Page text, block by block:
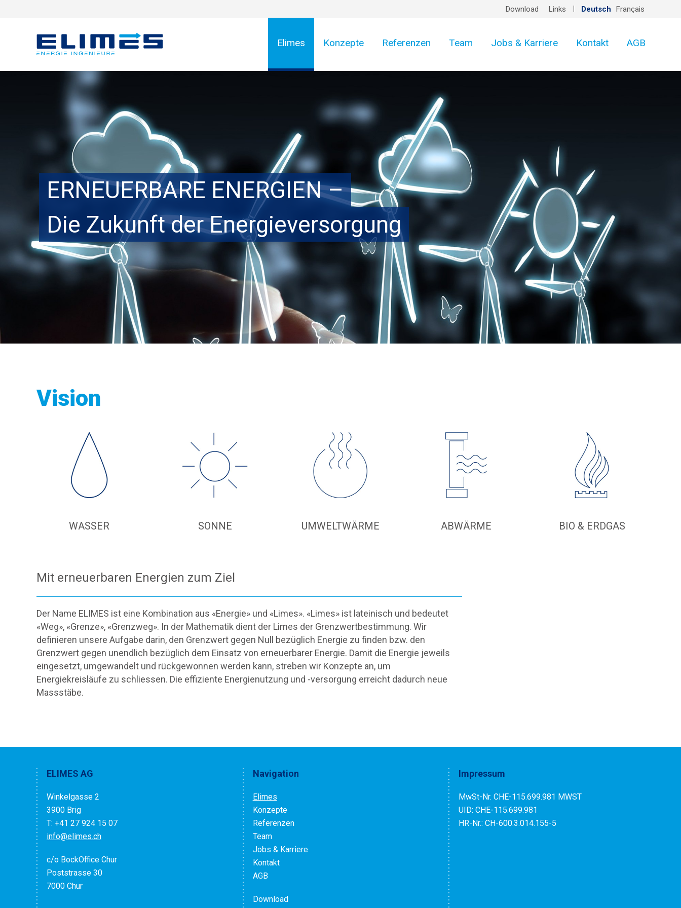
Deutsch Français
Download Links
Elimes Konzepte Referenzen Team Jobs & Karriere Kontakt AGB
ERNEUERBARE ENERGIEN –
Die Zukunft der Energieversorgung
Vision
WASSER SONNE UMWELTWÄRME ABWÄRME BIO & ERDGAS
Mit erneuerbaren Energien zum Ziel
Der Name ELIMES ist eine Kombination aus «Energie» und «Limes». «Limes» ist lateinisch und bedeutet
«Weg», «Grenze», «Grenzweg». In der Mathematik dient der Limes der Grenzwertbestimmung. Wir
definieren unsere Aufgabe darin, den Grenzwert gegen Null bezüglich Energie zu finden bzw. den
Grenzwert gegen unendlich bezüglich dem Einsatz von erneuerbarer Energie. Damit die Energie jeweils
eingesetzt, umgewandelt und rückgewonnen werden kann, streben wir Konzepte an, um
Energiekreisläufe zu schliessen. Die effiziente Energienutzung und -versorgung erreicht dadurch neue
Massstäbe.
ELIMES AG
Winkelgasse 2
3900 Brig
T: +41 27 924 15 07
info@elimes.ch
c/o BockOffice Chur
Poststrasse 30
7000 Chur
Navigation
Elimes
Konzepte
Referenzen
Team
Jobs & Karriere
Kontakt
AGB
Download
Impressum
MwSt-Nr. CHE-115.699.981 MWST
UID: CHE-115.699.981
HR-Nr.: CH-600.3.014.155-5